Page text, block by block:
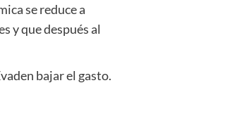
se reduce a
y que después al
bajar el gasto.